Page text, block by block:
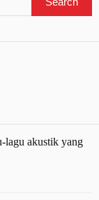
lagu akustik yang